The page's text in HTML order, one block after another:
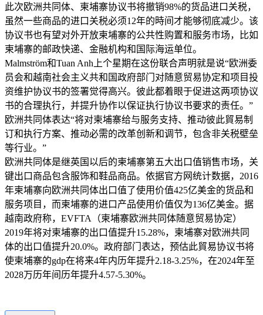
此次欧洲共同体、柬埔寨协议书将撤销98%的货品进口关税，
虽然一些商品的进口关税必须12年的時间才能够彻底减少。该
协议书也有望对外开放柬埔寨的公共性购置和服务市场，比如
柬埔寨的邮政快递、金融机构和国际海运单位。
Malmström和Tuan Anh上个星期在这份联合声明就是说“欧洲委
员会和越南社会主义共和国政府部门对随意贸易协定和项目投
资维护协议书的签署觉得高兴。彼此都着眼于促进这两项协议
书的合理执行，并提升协作以保证执行协议书要求的责任。”
欧洲共同体表达“将对柬埔寨给与服务支持、推动彼此貿易制
订和执行方案、推动必需的改革创新和调节，包含非关税壁垒
等行业。”
欧洲共同体是继英国以后的柬埔寨第五大出口值销售市场，关
键出口商品包含服饰和鞋品商品。依据官方网统计数据，2016
年柬埔寨向欧洲共同体出口值了使用价值425亿美金的货品和
服务项目，而柬埔寨的进口产品使用价值仅为136亿美金。据
越南政府称，EVFTA（柬埔寨欧洲共同体随意贸易协定）
2019年将对柬埔寨的出口值提升15.28%，柬埔寨对欧洲共同
体的出口值提升20.0%。政府部门表达，预估此貿易协议书将
使柬埔寨的gdp在将来4年内历年提升2.18-3.25%，在2024年至
2028万历年间历年提升4.57-5.30%。